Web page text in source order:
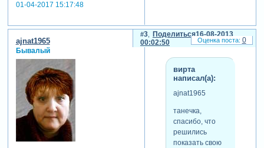
01-04-2017 15:17:48
Поделиться
3
16-08-2013
00:02:50
ajnat1965
Бывалый
вирта
написал(а):
ajnat1965
танечка,
спасибо, что
решились
показать свою
0